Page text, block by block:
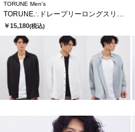
TORUNE Men's
TORUNE∴ドレープリーロングスリーブシャツ
￥15,180(税込)